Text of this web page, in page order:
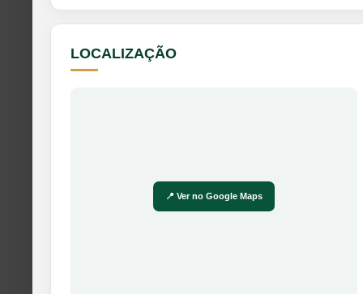
LOCALIZAÇÃO
📍 Ver no Google Maps